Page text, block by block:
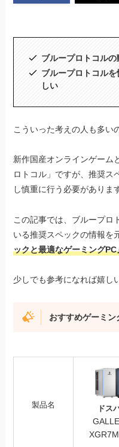
ブループロトコル
ブループロトコル
しい
こういった考えの人も多い
新作国産オンラインゲーム
ロトコル」ですが、推奨ス
し慎重に行う必要がありま
この記事では、ブループロ
いる推奨スペックの情報を
ックと最適なゲーミングPC
少しでも参考になれば嬉し
おすすめゲーミン
製品名 ドス